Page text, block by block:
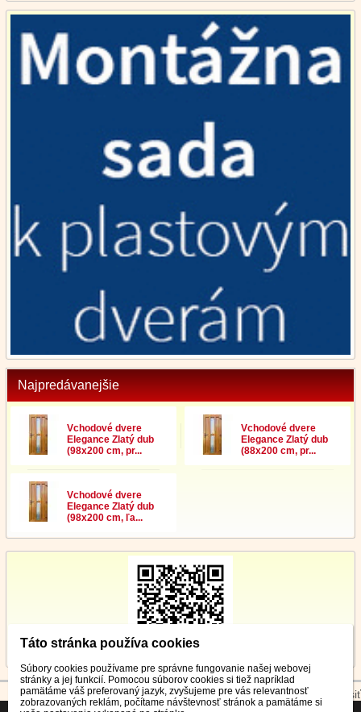
Najpredávanejšie
Vchodové dvere
Elegance Zlatý dub
(98x200 cm, pr...
Vchodové dvere
Elegance Zlatý dub
(88x200 cm, pr...
Vchodové dvere
Elegance Zlatý dub
(98x200 cm, ľa...
© 2026 WEXBO |www.wexbo.com| Prihlásiť
Táto stránka používa cookies
Súbory cookies používame pre správne fungovanie našej webovej
stránky a jej funkcií. Pomocou súborov cookies si tiež napríklad
pamätáme váš preferovaný jazyk, zvyšujeme pre vás relevantnosť
zobrazovaných reklám, počítame návštevnosť stránok a pamätáme si